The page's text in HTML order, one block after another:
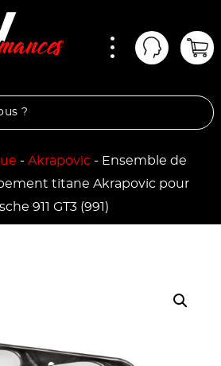
Mon
- Akrapovic - Ensemble de
titane Akrapovic pour
911 GT3 (991)